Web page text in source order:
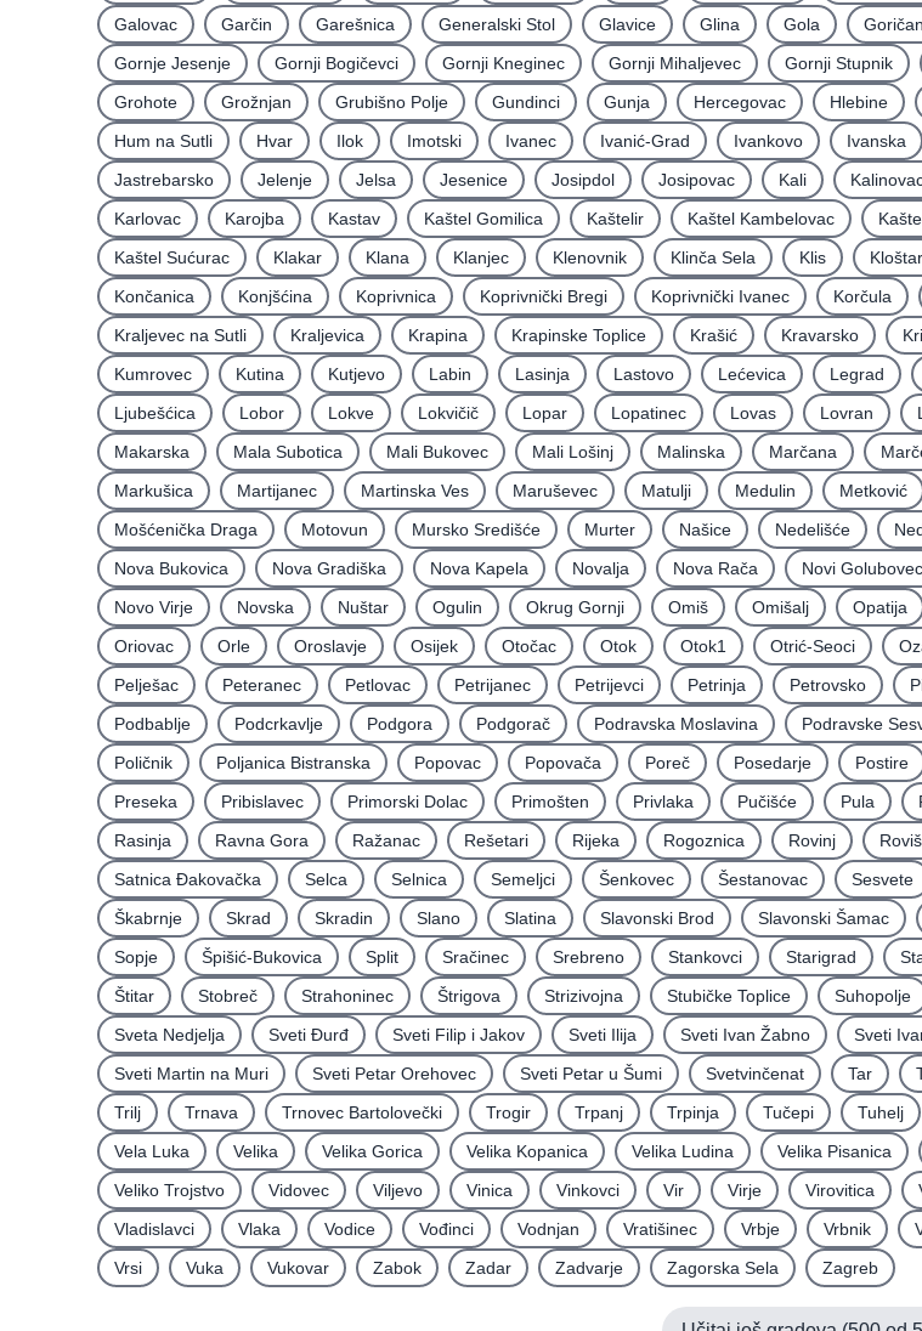
Galovac
Garčin Garešnica Generalski Stol Glavice Glina Gola Goričan
Gornje Jesenje
Gornji Bogičevci Gornji Kneginec Gornji Mihaljevec Gornji Stupnik
Grohote
Grožnjan Grubišno Polje Gundinci Gunja Hercegovac Hlebine
Hum na Sutli
Hvar Ilok Imotski Ivanec Ivanić-Grad Ivankovo Ivanska
Jastrebarsko
Jelenje Jelsa Jesenice Josipdol Josipovac Kali
Karlovac
Karojba Kastav Kaštel Gomilica Kaštelir Kaštel Kambelovac
Kaštel Sućurac
Klakar Klana Klanjec Klenovnik Klinča Sela Klis
Končanica
Konjšćina Koprivnica Koprivnički Bregi Koprivnički Ivanec Korčula
Kraljevec na Sutli
Kraljevica Krapina Krapinske Toplice Krašić Kravarsko
Kumrovec
Kutina Kutjevo Labin Lasinja Lastovo Lećevica Legrad
Ljubešćica
Lobor Lokve Lokvičič Lopar Lopatinec Lovas Lovran
Makarska
Mala Subotica Mali Bukovec Mali Lošinj Malinska Marčana
Markušica
Martijanec Martinska Ves Maruševec Matulji Medulin Metković
Mošćenička Draga
Motovun Mursko Središće Murter Našice Nedelišće
Nova Bukovica
Nova Gradiška Nova Kapela Novalja Nova Rača Novi Golubovec
Novo Virje
Novska Nuštar Ogulin Okrug Gornji Omiš Omišalj Opatija
Oriovac
Orle Oroslavje Osijek Otočac Otok Otok1 Otrić-Seoci
Pelješac
Peteranec Petlovac Petrijanec Petrijevci Petrinja Petrovsko
Podbablje
Podcrkavlje Podgora Podgorač Podravska Moslavina Podravske
Poličnik
Poljanica Bistranska Popovac Popovača Poreč Posedarje Postire
Preseka
Pribislavec Primorski Dolac Primošten Privlaka Pučišće Pula
Rasinja
Ravna Gora Ražanac Rešetari Rijeka Rogoznica Rovinj
Satnica Ðakovačka
Selca Selnica Semeljci Šenkovec Šestanovac Sesvete
Škabrnje
Skrad Skradin Slano Slatina Slavonski Brod Slavonski Šamac
Sopje
Špišić-Bukovica Split Sračinec Srebreno Stankovci Starigrad
Štitar
Stobreč Strahoninec Štrigova Strizivojna Stubičke Toplice Suhopolje
Sveta Nedjelja
Sveti Ðurđ Sveti Filip i Jakov Sveti Ilija Sveti Ivan Žabno Sveti
Sveti Martin na Muri
Sveti Petar Orehovec Sveti Petar u Šumi Svetvinčenat Tar
Trilj
Trnava Trnovec Bartolovečki Trogir Trpanj Trpinja Tučepi Tuhelj
Vela Luka
Velika Velika Gorica Velika Kopanica Velika Ludina Velika Pisanica
Veliko Trojstvo
Vidovec Viljevo Vinica Vinkovci Vir Virje Virovitica
Vladislavci
Vlaka Vodice Vođinci Vodnjan Vratišinec Vrbje Vrbnik
Vrsi
Vuka Vukovar Zabok Zadar Zadvarje Zagorska Sela Zagreb